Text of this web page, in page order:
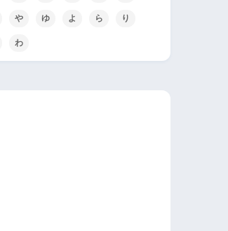
や ゆ よ ら り
わ